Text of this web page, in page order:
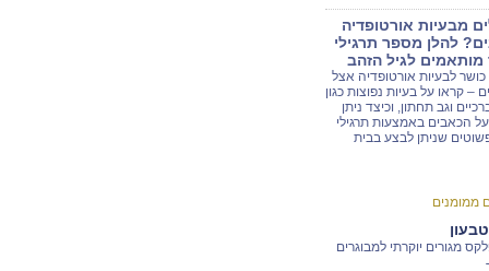
מבעיות אורטופדיה
להלן מספר תרגילי
מותאמים לגיל הזהב
כושר לבעיות אורטופדיה אצל
– קראו על בעיות נפוצות כגון
וגב תחתון, וכיצד ניתן
הכאבים באמצעות תרגילי
שניתן לבצע בבית
ממומנים
מגורים יוקרתי למבוגרים